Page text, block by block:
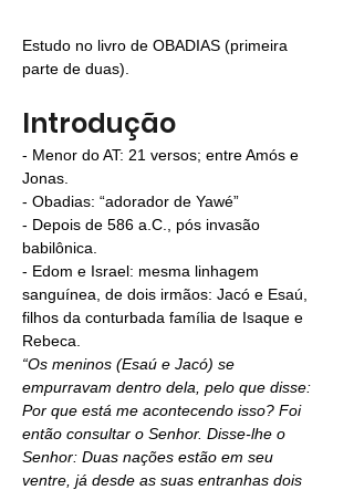
Estudo no livro de OBADIAS (primeira
parte de duas).
Introdução
- Menor do AT: 21 versos; entre Amós e
Jonas.
- Obadias: “adorador de Yawé”
- Depois de 586 a.C., pós invasão
babilônica.
- Edom e Israel: mesma linhagem
sanguínea, de dois irmãos: Jacó e Esaú
filhos da conturbada família de Isaque e
Rebeca.
“Os meninos (Esaú e Jacó) se
empurravam dentro dela, pelo que disse:
Por que está me acontecendo isso? Foi
então consultar o Senhor. Disse-lhe o
Senhor: Duas nações estão em seu
ventre, já desde as suas entranhas dois